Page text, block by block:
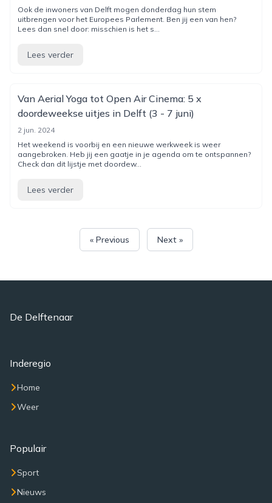
Ook de inwoners van Delft mogen donderdag hun stem
uitbrengen voor het Europees Parlement. Ben jij een van hen?
Lees dan snel door: misschien is het s...
Lees verder
Van Aerial Yoga tot Open Air Cinema: 5 x
doordeweekse uitjes in Delft (3 - 7 juni)
2 jun. 2024
Het weekend is voorbij en een nieuwe werkweek is weer
aangebroken. Heb jij een gaatje in je agenda om te ontspannen?
Check dan dit lijstje met doordew...
Lees verder
« Previous Next »
De Delftenaar
Inderegio
Home
Weer
Populair
Sport
Nieuws